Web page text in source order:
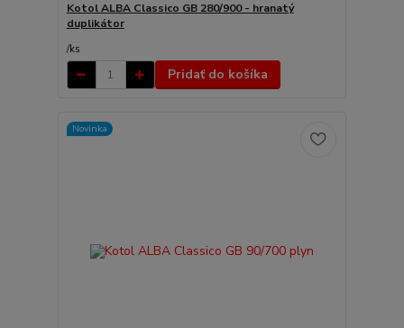
Kotol ALBA Classico GB 280/900 - hranatý
duplikátor
/ks
Pridať do košíka
Novinka